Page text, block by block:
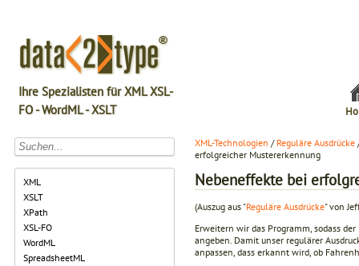
Ihre Spezialisten für XML XSL-
FO - WordML - XSLT
XML
XSLT
XPath
XSL-FO
WordML
SpreadsheetML
XML-Technologien / Reguläre Ausdrücke
erfolgreicher Mustererkennung
Nebeneffekte bei
(Auszug aus "Reguläre Ausdrücke" von
Erweitern wir das Programm, sodass
angeben. Damit unser regulärer
anpassen, dass erkannt wird, ob